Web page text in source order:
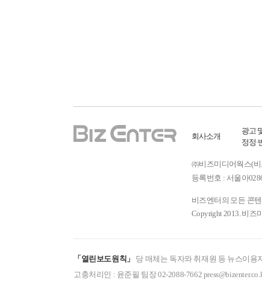
회사소개
광고
정정·
㈜비즈미디어웍스(비
등록번호 : 서울아
비즈엔터의 모든 콘
Copyright 2013. 비즈
「열린보도원칙」
당 매체는 독자와 취재원 등 뉴스이용
고충처리인 : 윤준필 팀장 02-2088-7662